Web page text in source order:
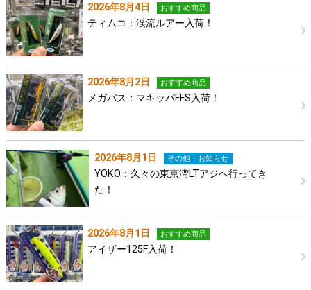
2026年8月4日 おすすめ商品
ティムコ：渓流ルアー入荷！
2026年8月2日 おすすめ商品
メガバス：マキッパFFS入荷！
2026年8月1日 その他・お知らせ
YOKO：久々の東京湾LTアジへ行ってき
た！
2026年8月1日 おすすめ商品
アイザー125F入荷！